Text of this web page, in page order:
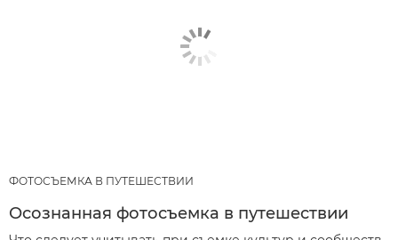
ФОТОСЪЕМКА В ПУТЕШЕСТВИИ
Осознанная фотосъемка в путешествии